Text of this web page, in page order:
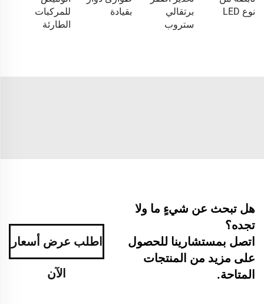
نوع LED
برتقالي
ستروب
بقيادة
للمركبات
الطارئة
هل تبحث عن شيءٍ ما ولا
تجده؟
اتصل بمستشارينا للحصول
على مزيد من المنتجات
المتاحة.
اطلب عرض أسعار
الآن